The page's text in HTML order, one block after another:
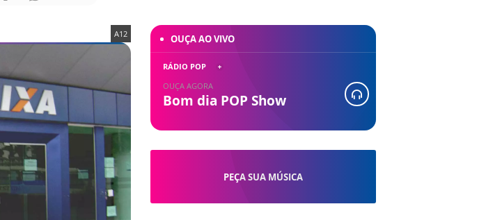
A12
PEÇA SUA MÚSICA
OUÇA AO VIVO
RÁDIO POP
OUÇA AGORA
Bom dia POP Show